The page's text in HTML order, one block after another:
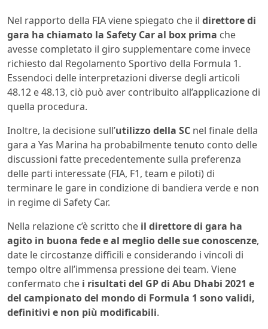
Nel rapporto della FIA viene spiegato che il direttore di
gara ha chiamato la Safety Car al box prima che
avesse completato il giro supplementare come invece
richiesto dal Regolamento Sportivo della Formula 1.
Essendoci delle interpretazioni diverse degli articoli
48.12 e 48.13, ciò può aver contribuito all’applicazione di
quella procedura.
Inoltre, la decisione sull’utilizzo della SC nel finale della
gara a Yas Marina ha probabilmente tenuto conto delle
discussioni fatte precedentemente sulla preferenza
delle parti interessate (FIA, F1, team e piloti) di
terminare le gare in condizione di bandiera verde e non
in regime di Safety Car.
Nella relazione c’è scritto che il direttore di gara ha
agito in buona fede e al meglio delle sue conoscenze,
date le circostanze difficili e considerando i vincoli di
tempo oltre all’immensa pressione dei team. Viene
confermato che i risultati del GP di Abu Dhabi 2021 e
del campionato del mondo di Formula 1 sono validi,
definitivi e non più modificabili.